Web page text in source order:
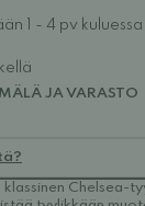
1 - 4 pv kuluessa
JA VARASTO
klassinen Chelsea-